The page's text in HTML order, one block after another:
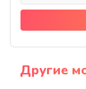
Другие